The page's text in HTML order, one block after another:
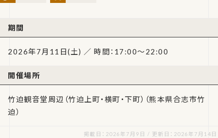
期間
2026年7月11日(土) ／ 時間：17:00〜22:00
開催場所
竹迫観音堂周辺（竹迫上町・横町・下町）（熊本県合志市竹
迫）
掲載日：2026年7月9日 / 更新日：2026年7月14日